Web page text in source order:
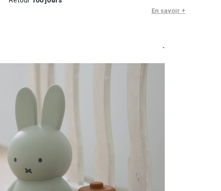
En savoir +
-